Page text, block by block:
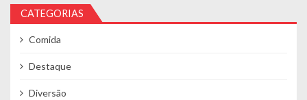
CATEGORIAS
Comida
Destaque
Diversão